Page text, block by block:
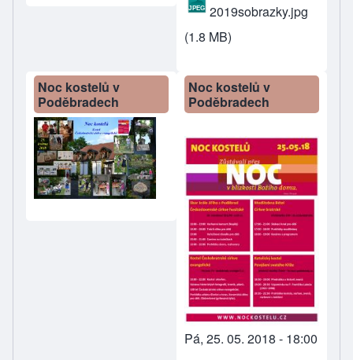
2019sobrazky.jpg
(1.8 MB)
Noc kostelů v
Poděbradech
Noc kostelů v
Poděbradech
Pá, 25. 05. 2018 - 18:00